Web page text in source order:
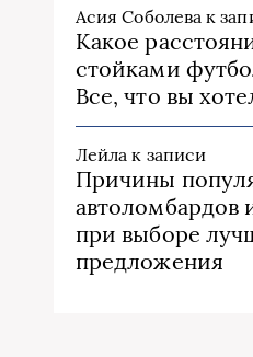
Асия Соболева к
Какое
стойками
Все, что вы
Лейла к записи
Причины
автоломбардов
при выборе
предложения